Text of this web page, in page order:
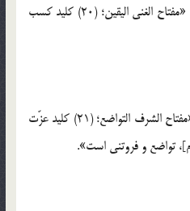
امام صادق (علیه السلام) می فرماید: «مفتاح الغنی الیقین؛ (20) کلید کسب
امام علی (علیه السلام) می فرماید: «مفتاح الشرف التواضع؛ (21) کلید عزّت
تواضع و فروتنی است».